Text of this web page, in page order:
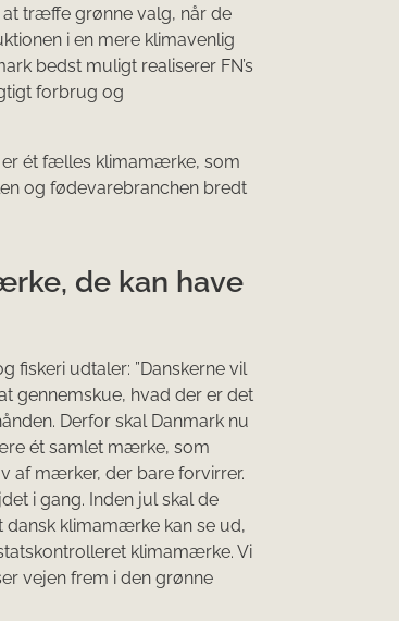
træffe grønne valg, når de
i en mere klimavenlig
bedst muligt realiserer FN’s
forbrug og
er ét fælles klimamærke, som
og fødevarebranchen bredt
de kan have
fiskeri udtaler: ”Danskerne vil
gennemskue, hvad der er det
Derfor skal Danmark nu
ét samlet mærke, som
af mærker, der bare forvirrer.
i gang. Inden jul skal de
klimamærke kan se ud,
klimamærke. Vi
vejen frem i den grønne